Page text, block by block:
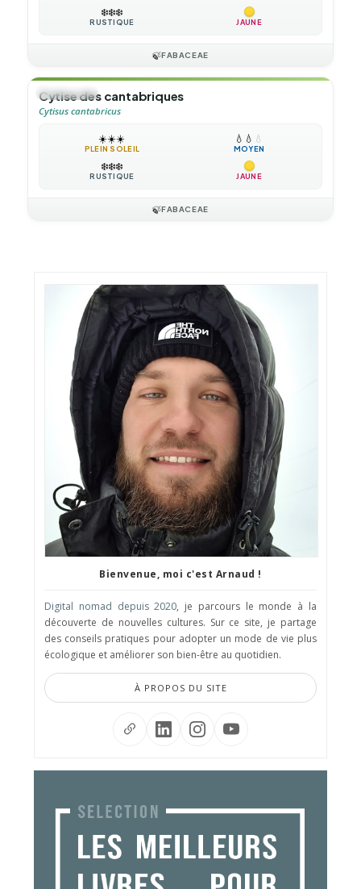
❄️❄️❄️
RUSTIQUE JAUNE
🍃FABACEAE
🌲ARBUSTE
Cytise des cantabriques
Cytisus cantabricus
☀️☀️☀️
PLEIN SOLEIL
💧 💧 💧
MOYEN
❄️❄️❄️
RUSTIQUE JAUNE
🍃FABACEAE
Bienvenue, moi c'est Arnaud !
Digital nomad depuis 2020, je parcours le monde à la
découverte de nouvelles cultures. Sur ce site, je partage
des conseils pratiques pour adopter un mode de vie plus
écologique et améliorer son bien-être au quotidien.
À PROPOS DU SITE